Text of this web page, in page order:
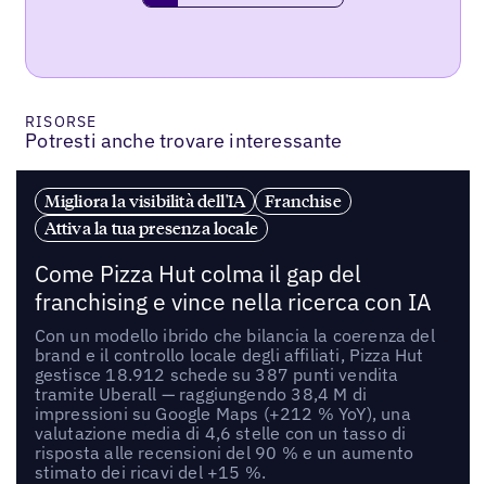
RISORSE
Potresti anche trovare interessante
Migliora la visibilità dell'IA
Franchise
Attiva la tua presenza locale
Come Pizza Hut colma il gap del
franchising e vince nella ricerca con IA
Con un modello ibrido che bilancia la coerenza del
brand e il controllo locale degli affiliati, Pizza Hut
gestisce 18.912 schede su 387 punti vendita
tramite Uberall — raggiungendo 38,4 M di
impressioni su Google Maps (+212 % YoY), una
valutazione media di 4,6 stelle con un tasso di
risposta alle recensioni del 90 % e un aumento
stimato dei ricavi del +15 %.